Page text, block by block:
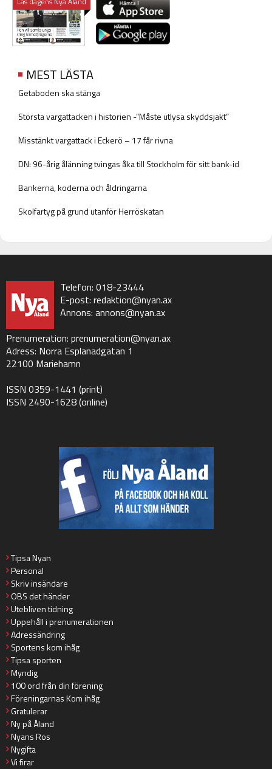
MEST LÄSTA
Getaboden ska stänga
Största vargattacken i historien -”Måste utlysa skyddsjakt”
Misstänkt vargattack i Eckerö – 17 får rivna
DN: 96-årig ålänning tvingas åka till Stockholm för sitt bank-id
Bankerna, koderna och åldringarna
Skolfartyg på grund utanför Herröskatan
Telefon: 018-23444
E-post: redaktion@nyan.ax
Annons: annons@nyan.ax
Prenumeration: prenumeration@nyan.ax
Adress: Norra Esplanadgatan 1
22100 Mariehamn
ISSN 0359-1441 (print)
ISSN 2490-1628 (online)
Tipsa Nyan
Personal
Skriv insändare
OBS det händer
Utebliven tidning
Uppehåll i prenumerationen
Adressändring
Sportens kom ihåg
Tipsa sporten
Myndig
100 ord från din förening
Föreningarnas Kom ihåg
Gratulerar
Ny på Åland
Nyans Ros
Nygifta
Vi firar